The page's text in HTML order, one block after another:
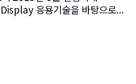
응용기술을 바탕으로...